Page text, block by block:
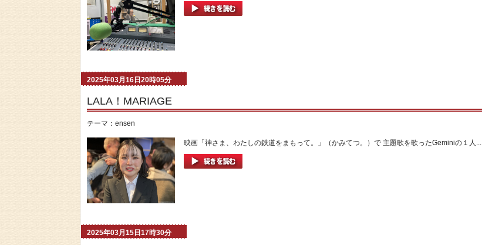
2025年03月16日20時05分
LALA！MARIAGE
テーマ： ensen
映画「神さま、わたしの鉄道をまもって。」（かみてつ。）で 主題歌を歌ったGeminiの１人...
2025年03月15日17時30分